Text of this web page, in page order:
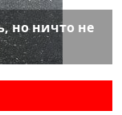
но ничто не